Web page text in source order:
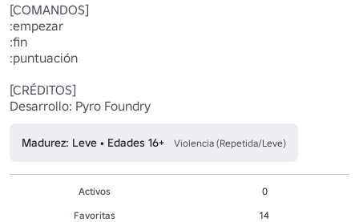
[COMANDOS]
:empezar
:fin
:puntuación
[CRÉDITOS]
Desarrollo: Pyro Foundry
Madurez: Leve • Edades 16+ Violencia (Repetida/Leve)
Activos
0
Favoritas
14